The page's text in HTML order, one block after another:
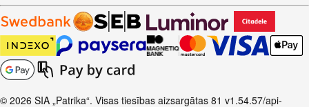
© 2026 SIA „Patrika“. Visas tiesības aizsargātas 81 v1.54.57/api-